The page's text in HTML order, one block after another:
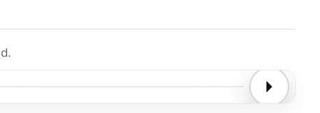
Entrega confirmada